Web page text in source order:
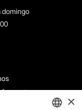
domingo
frecuentes
condiciones
×